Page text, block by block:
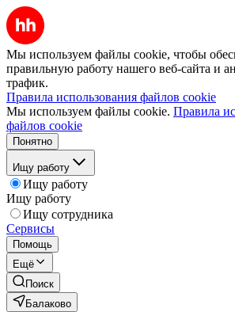
Мы используем файлы cookie, чтобы
правильную работу нашего веб-сайта и
трафик.
Правила использования файлов cookie
Мы используем файлы cookie. Правила
файлов cookie
Понятно
Ищу работу
Ищу работу
Ищу работу
Ищу сотрудника
Сервисы
Помощь
Ещё
Поиск
Балаково